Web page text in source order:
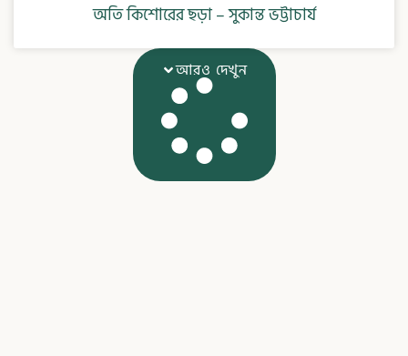
অতি কিশোরের ছড়া – সুকান্ত ভট্টাচার্য
আরও দেখুন